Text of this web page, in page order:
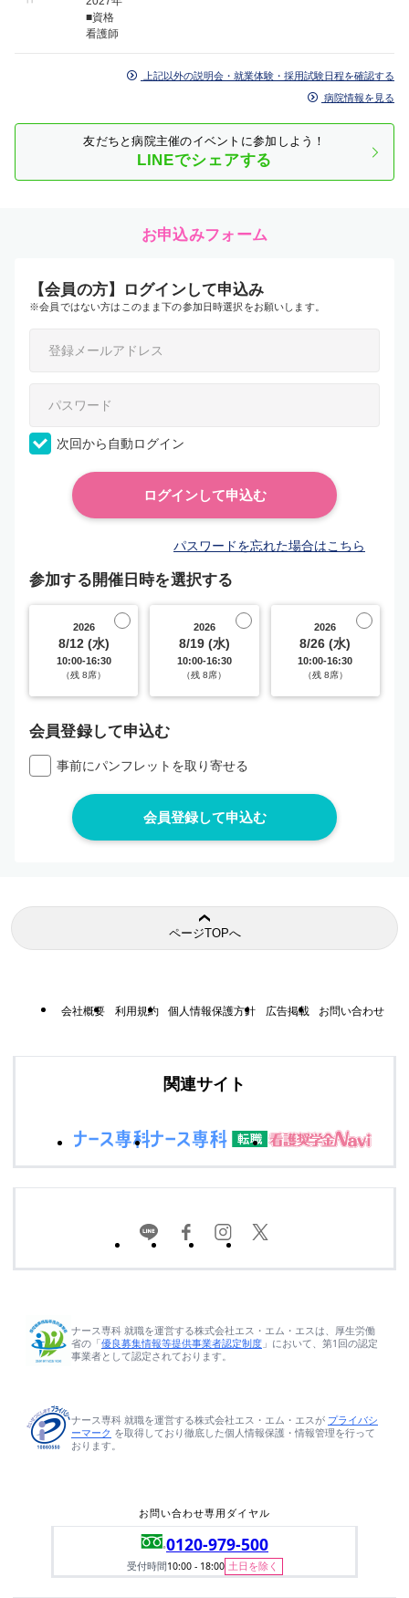
■資格
看護師
上記以外の説明会・就業体験・採用試験日程を確認する
病院情報を見る
友だちと病院主催のイベントに参加しよう！
LINEでシェアする
お申込みフォーム
【会員の方】ログインして申込み
※会員ではない方はこのまま下の参加日時選択をお願いします。
次回から自動ログイン
パスワードを忘れた場合はこちら
参加する開催日時を選択する
2026
8/12 (水)
10:00-16:30
（残 8席）
2026
8/19 (水)
10:00-16:30
（残 8席）
2026
8/26 (水)
10:00-16:30
（残 8席）
会員登録して申込む
事前にパンフレットを取り寄せる
ページTOPへ